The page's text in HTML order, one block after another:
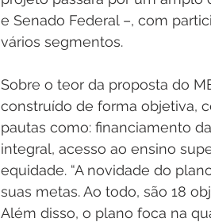
e Senado Federal –, com
vários segmentos.
Sobre o teor da proposta do
construído de forma objetiva,
pautas como: financiamento
integral, acesso ao ensino
equidade. “A novidade do
suas metas. Ao todo, são 18
Além disso, o plano foca na